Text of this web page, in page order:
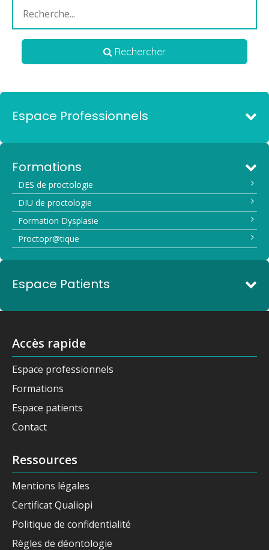
Rechercher
Espace Professionnels
Formations
DES de proctologie
DIU de proctologie
Formation Dysplasie
Proctopr@tique
Espace Patients
Accès rapide
Espace professionnels
Formations
Espace patients
Contact
Ressources
Mentions légales
Certificat Qualiopi
Politique de confidentialité
Règles de déontologie